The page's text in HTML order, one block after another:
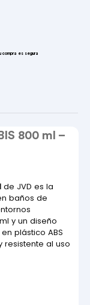
compra es segura
800 ml –
de JVD es la
baños de
y un diseño
plástico ABS
al uso